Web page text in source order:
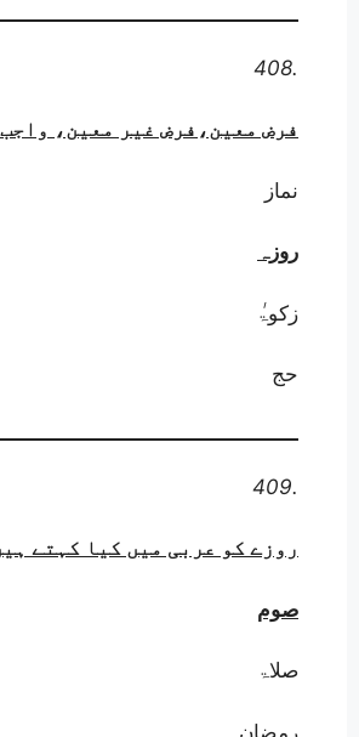
408.
فرض معین،فرض غیر معین،
نماز
روزہ
زکوۃ
حج
409.
روزے کو عربی میں کیا کہتے
صوم
صلاۃ
رمضان